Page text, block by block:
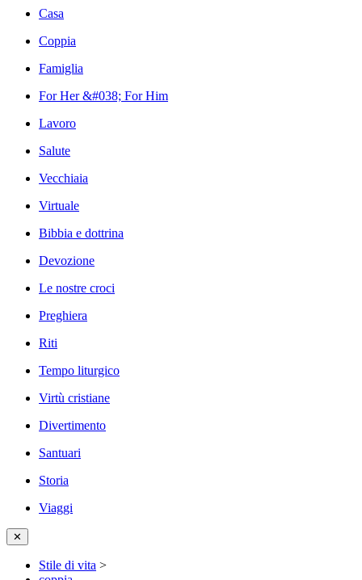
Casa
Coppia
Famiglia
For Her &#038; For Him
Lavoro
Salute
Vecchiaia
Virtuale
Bibbia e dottrina
Devozione
Le nostre croci
Preghiera
Riti
Tempo liturgico
Virtù cristiane
Divertimento
Santuari
Storia
Viaggi
✕
Stile di vita >